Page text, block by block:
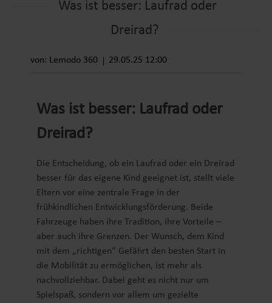
Was ist besser: Laufrad oder
Dreirad?
von: Lemodo 360 29.05.25 12:00
Was ist besser: Laufrad oder
Dreirad?
Die Entscheidung, ob ein Laufrad oder ein Dreirad
besser für das eigene Kind geeignet ist, stellt viele
Eltern vor eine zentrale Frage in der
frühkindlichen Entwicklungsförderung. Beide
Fahrzeuge haben ihre Tradition, ihre Vorteile –
aber auch ihre Grenzen. Der Wunsch, dem Kind
mit dem „richtigen“ Gefährt den besten Start in
die Mobilität zu ermöglichen, ist mehr als
nachvollziehbar. Dabei geht es nicht nur um
Spielspaß, sondern vor allem um gezielte